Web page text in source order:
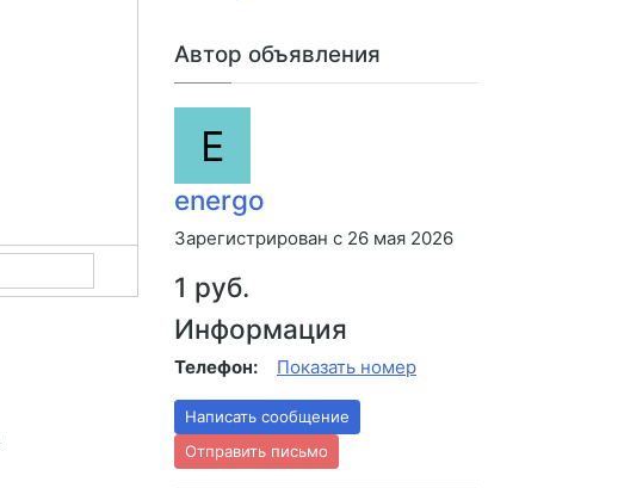
Автор объявления
E
energo
Зарегистрирован с 26 мая 2026
1 руб.
Информация
Телефон: Показать номер
Написать сообщение
Отправить письмо